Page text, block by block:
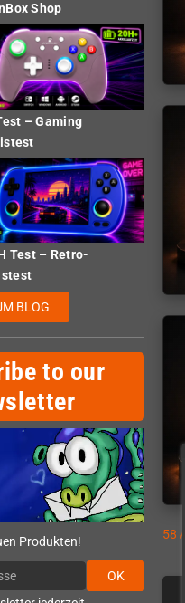
Shop
– Gaming
Test – Retro-
BLOG
to our
Produkten!
OK
58